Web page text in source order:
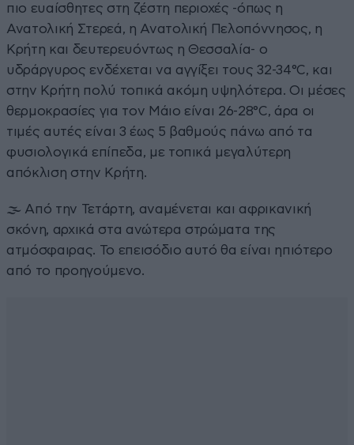
πιο ευαίσθητες στη ζέστη περιοχές -όπως η
Ανατολική Στερεά, η Ανατολική Πελοπόννησος, η
Κρήτη και δευτερευόντως η Θεσσαλία- ο
υδράργυρος ενδέχεται να αγγίξει τους 32-34°C, και
στην Κρήτη πολύ τοπικά ακόμη υψηλότερα. Οι μέσες
θερμοκρασίες για τον Μάιο είναι 26-28°C, άρα οι
τιμές αυτές είναι 3 έως 5 βαθμούς πάνω από τα
φυσιολογικά επίπεδα, με τοπικά μεγαλύτερη
απόκλιση στην Κρήτη.
🌫️ Από την Τετάρτη, αναμένεται και αφρικανική
σκόνη, αρχικά στα ανώτερα στρώματα της
ατμόσφαιρας. Το επεισόδιο αυτό θα είναι ηπιότερο
από το προηγούμενο.